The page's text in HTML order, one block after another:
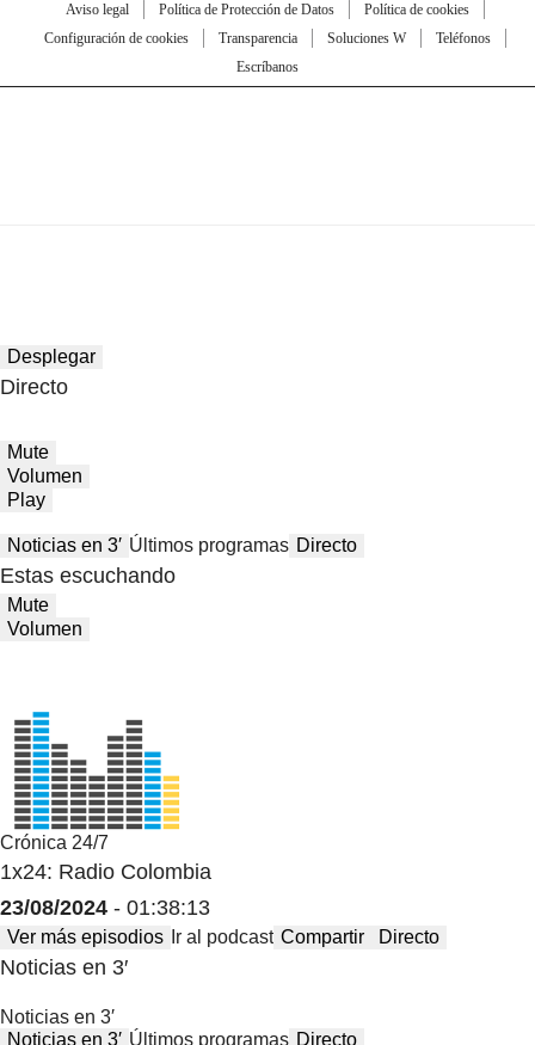
Aviso legal Política de Protección de Datos
Política de cookies
Configuración de cookies
Transparencia Soluciones W
Teléfonos
Escríbanos
Desplegar
Directo
Mute
Volumen
Play
Noticias en 3′ Últimos programas Directo
Estas escuchando
Mute
Volumen
Crónica 24/7
1x24: Radio Colombia
23/08/2024 - 01:38:13
Ver más episodios Ir al podcast Compartir Directo
Noticias en 3′
Noticias en 3′
Noticias en 3′ Últimos programas Directo